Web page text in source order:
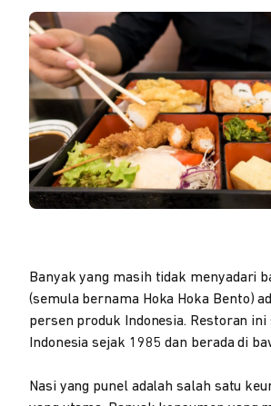
Banyak yang masih tidak menyadari
(semula bernama Hoka Hoka Bento)
persen produk Indonesia. Restoran ini
Indonesia sejak 1985 dan berada di
Nasi yang punel adalah salah satu